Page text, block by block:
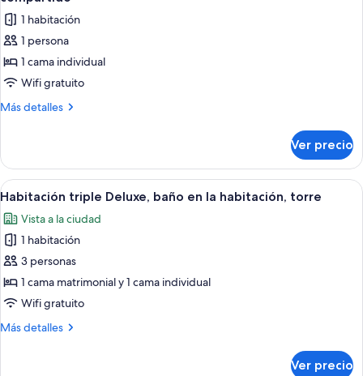
balcón,
torre
las
fotos
de
Habitación
individual
económica,
individual,
baño
compartido
1 habitación
1 persona
1 cama individual
Wifi gratuito
Más detalles
Más
individual
económica,
1
individual,
baño
compartido
Ver precio
Abrir
todas
las
fotos
de
Habitación
triple
baño
Una habitación pequeña con dos
5
Habitación triple Deluxe, baño en la habitación, torre
Vista a la ciudad
1 habitación
3 personas
1 cama matrimonial y 1 cama individual
Wifi gratuito
Más detalles
Más
Ver precio